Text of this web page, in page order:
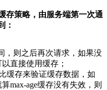
存策略，由服务端第一次通
：
，则之后再次请求，如果没
直接使用缓存；
缓存来验证缓存数据，如
max-age缓存没有失效，则